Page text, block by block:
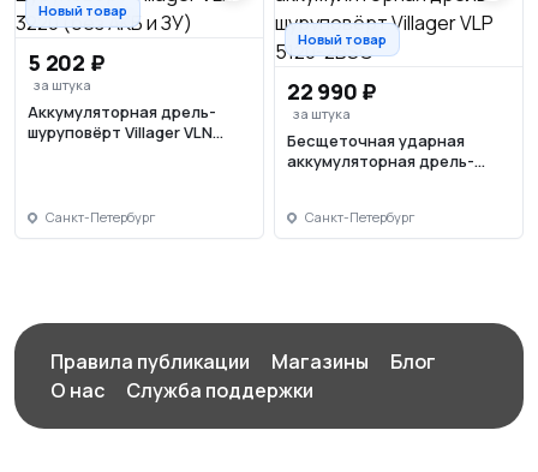
Новый товар
5 202 ₽
за штука
Аккумуляторная дрель-
шуруповёрт Villager VLN
Санкт-Петербург
Новый товар
22 990 ₽
за штука
Бесщеточная ударная
аккумуляторная дрель-
Санкт-Петербург
Правила публикации Магазины
Блог
О нас
Служба поддержки